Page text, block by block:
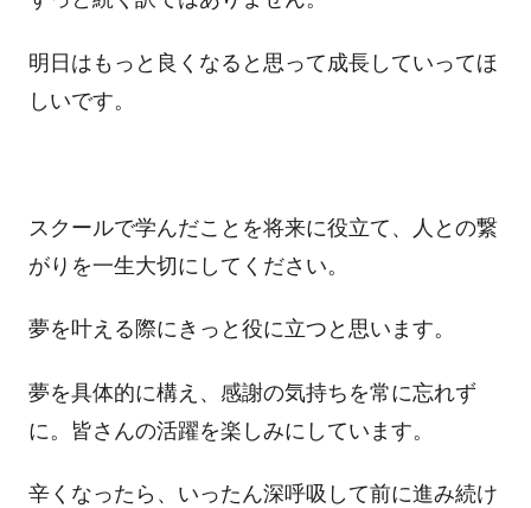
明日はもっと良くなると思って成長していってほ
しいです。
スクールで学んだことを将来に役立て、人との繋
がりを一生大切にしてください。
夢を叶える際にきっと役に立つと思います。
夢を具体的に構え、感謝の気持ちを常に忘れず
に。皆さんの活躍を楽しみにしています。
辛くなったら、いったん深呼吸して前に進み続け